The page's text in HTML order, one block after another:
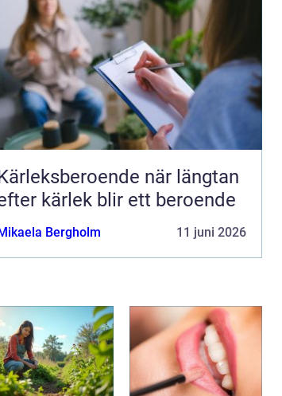
när längtan
kärlek blir ett beroende
Bergholm 11 juni 2026